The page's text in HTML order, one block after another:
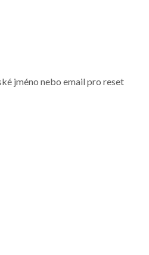
jméno nebo email pro reset